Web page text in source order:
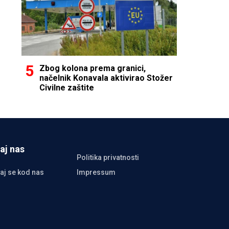
Zbog kolona prema granici,
načelnik Konavala aktivirao Stožer
Civilne zaštite
nas
Politika privatnosti
se kod nas
Impressum